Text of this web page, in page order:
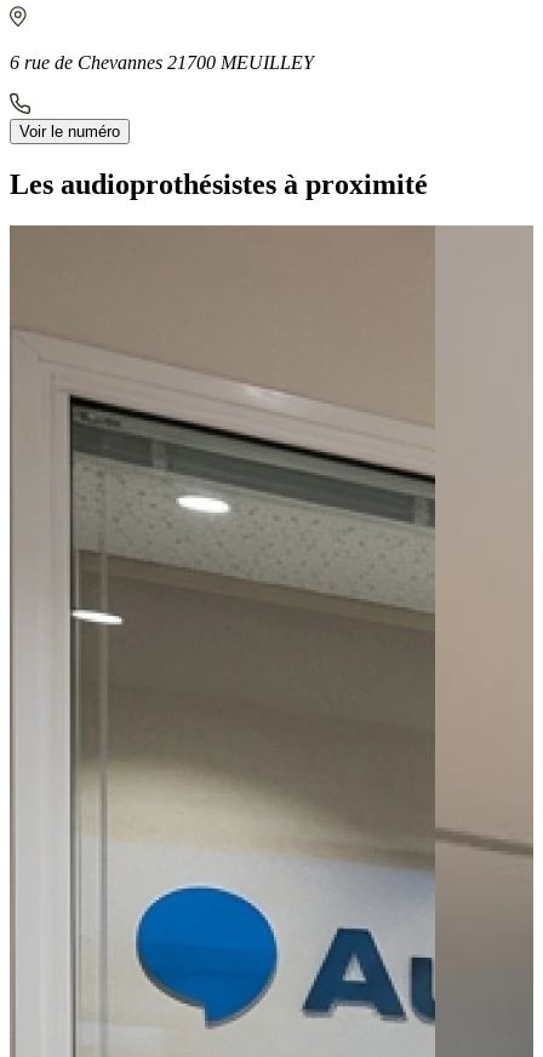
6 rue de Chevannes 21700 MEUILLEY
Voir le numéro
Les audioprothésistes à proximité